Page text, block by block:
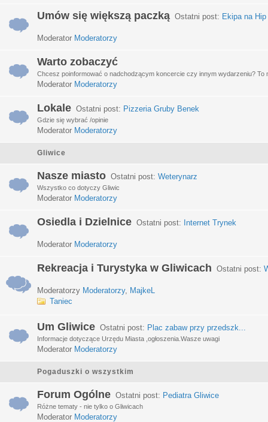
Umów się większą paczką Ostatni post: Ekipa na
Moderator Moderatorzy
Warto zobaczyć
Chcesz poinformować o nadchodzącym koncercie czy innym wydarzeniu? To
Moderator Moderatorzy
Lokale Ostatni post: Pizzeria Gruby Benek
Gdzie się wybrać /opinie
Moderator Moderatorzy
Gliwice
Nasze miasto Ostatni post: Weterynarz
Wszystko co dotyczy Gliwic
Moderator Moderatorzy
Osiedla i Dzielnice Ostatni post: Internet Trynek
Moderator Moderatorzy
Rekreacja i Turystyka w Gliwicach Ostatni post:
Moderatorzy Moderatorzy, MajkeL
Taniec
Um Gliwice Ostatni post: Plac zabaw przy przedszk...
Informacje dotyczące Urzędu Miasta ,ogłoszenia.Wasze uwagi
Moderator Moderatorzy
Pogaduszki o wszystkim
Forum Ogólne Ostatni post: Pediatra Gliwice
Różne tematy - nie tylko o Gliwicach
Moderator Moderatorzy